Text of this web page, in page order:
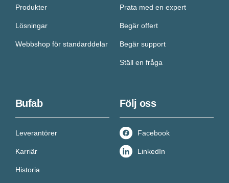
Produkter
Lösningar
Webbshop för standarddelar
Prata med en expert
Begär offert
Begär support
Ställ en fråga
Bufab
Leverantörer
Karriär
Historia
Följ oss
Facebook
LinkedIn